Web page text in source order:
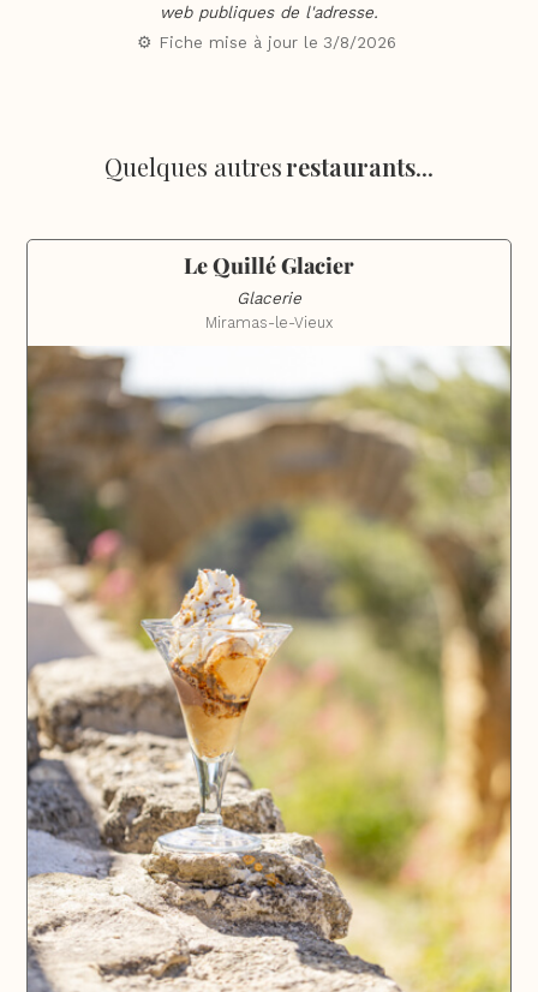
web publiques de l'adresse.
⚙️ Fiche mise à jour le 3/8/2026
Quelques autresrestaurants...
Le Quillé Glacier
Glacerie
Miramas-le-Vieux